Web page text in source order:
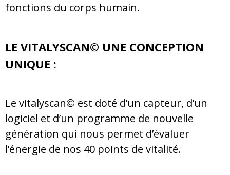
fonctions du corps humain.
LE VITALYSCAN© UNE CONCEPTION
UNIQUE :
Le vitalyscan© est doté d’un capteur, d’un
logiciel et d’un programme de nouvelle
génération qui nous permet d’évaluer
l’énergie de nos 40 points de vitalité.